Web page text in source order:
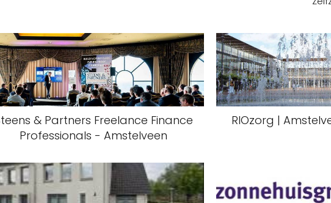
& Partners Freelance Finance
Professionals - Amstelveen
RIOzorg |